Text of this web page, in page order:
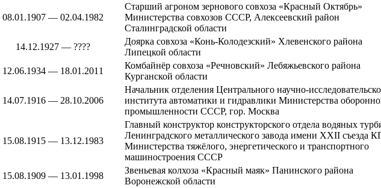
08.01.1907 — 02.04.1982
Старший агроном зернового совхоза «Красный Октябрь»
Министерства совхозов СССР, Алексеевский район
Сталинградской области
14.12.1927 — ????
Доярка совхоза «Конь-Колодезский» Хлевенского района
Липецкой области
12.06.1934 — 18.01.2011
Комбайнёр совхоза «Речновский» Лебяжьевского района
Курганской области
14.07.1916 — 28.10.2006
Начальник отделения Центрального научно-
института автоматики и гидравлики Министерства
промышленности СССР, гор. Москва
15.08.1915 — 13.12.1983
Главный конструктор конструкторского отдела водяных
Ленинградского металлического завода имени XXII съезда
Министерства тяжёлого, энергетического и транспортного
машиностроения СССР
15.08.1909 — 13.01.1998
Звеньевая колхоза «Красный маяк» Панинского района
Воронежской области